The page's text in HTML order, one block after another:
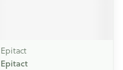
Epitact
Epitact